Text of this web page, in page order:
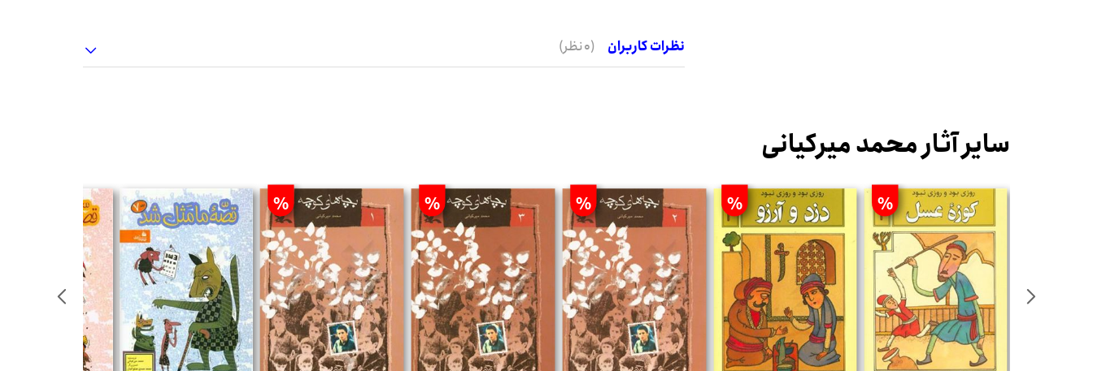
نظرات کاربران (0 نظر)
سایر آثار محمد میرکیانی
%
%
%
%
%